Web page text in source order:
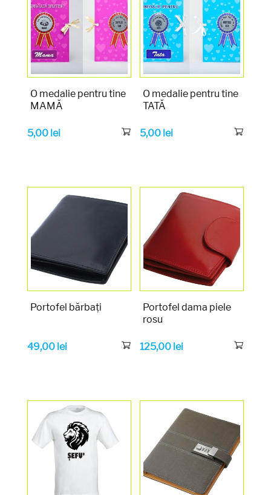
O medalie pentru tine
MAMĂ
5,00 lei
O medalie pentru tine
TATĂ
5,00 lei
Portofel bărbați
49,00 lei
Portofel dama piele
rosu
125,00 lei